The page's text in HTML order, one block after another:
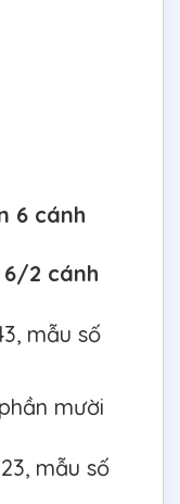
6 cánh
2 cánh
mẫu số
mười
mẫu số
63